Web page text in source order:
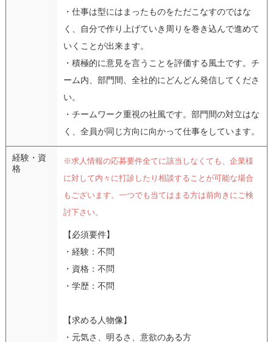
・仕事は型にはまったものをただこなすのではな
く、自分で作り上げていき周りを巻き込んで進めて
いくことが出来ます。
・積極的に意見を言うことを評価する風土です。チ
ーム内、部門間、全社的にどんどん発信してくださ
い。
・チームワーク重視の社風です。部門間の対立はな
く、全員が同じ方向に向かって仕事をしています。
経験・資
格
※求人情報の応募要件全てに該当しなくても、企業様
に対して内々に打診したり相談することが可能な場合
もございます。一つでも当てはまる方は前向きにご検
討下さい。
【必須要件】
・経験：不問
・資格：不問
・学歴：不問
【求める人物像】
・元気さ、明るさ、意欲のある方